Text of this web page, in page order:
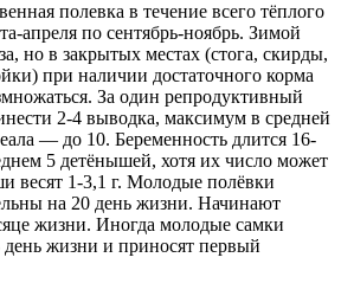
полевка в течение всего тёплого
апреля по сентябрь-ноябрь. Зимой
но в закрытых местах (стога, скирды,
при наличии достаточного корма
За один репродуктивный
2-4 выводка, максимум в средней
— до 10. Беременность длится 16-
5 детёнышей, хотя их число может
весят 1-3,1 г. Молодые полёвки
на 20 день жизни. Начинают
жизни. Иногда молодые самки
жизни и приносят первый